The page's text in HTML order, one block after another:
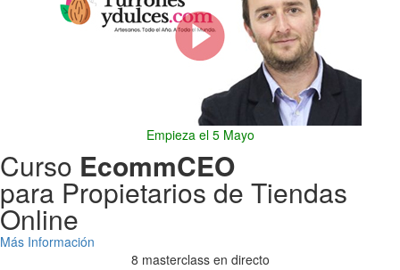
Empieza el 5 Mayo
Curso EcommCEO
para Propietarios de Tiendas
Online
Más Información
8 masterclass en directo